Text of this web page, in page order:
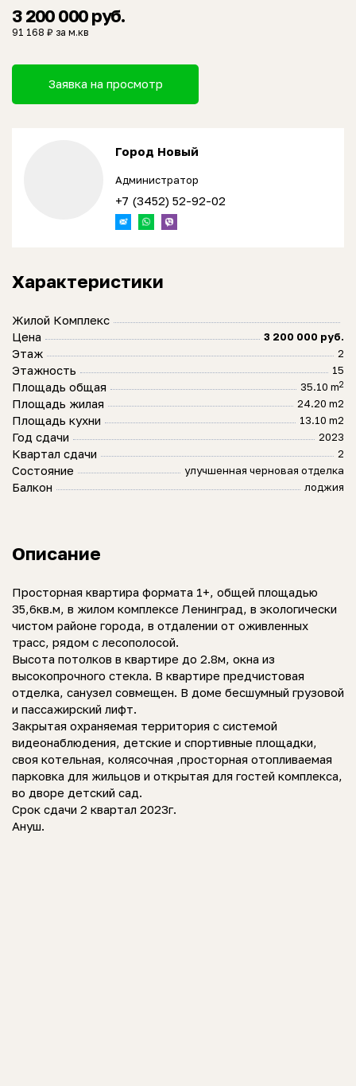
3 200 000 руб.
91 168 ₽ за м.кв
Заявка на просмотр
Город Новый
Администратор
+7 (3452) 52-92-02
Характеристики
Жилой Комплекс
Цена
3 200 000 руб.
Этаж 2
Этажность 15
Площадь общая 35.10 m2
Площадь жилая 24.20 m2
Площадь кухни 13.10 m2
Год сдачи 2023
Квартал сдачи 2
Состояние улучшенная черновая отделка
Балкон лоджия
Описание
Просторная квартира формата 1+, общей площадью
35,6кв.м, в жилом комплексе Ленинград, в экологически
чистом районе города, в отдалении от оживленных
трасс, рядом с лесополосой.
Высота потолков в квартире до 2.8м, окна из
высокопрочного стекла. В квартире предчистовая
отделка, санузел совмещен. В доме бесшумный грузовой
и пассажирский лифт.
Закрытая охраняемая территория с системой
видеонаблюдения, детские и спортивные площадки,
своя котельная, колясочная ,просторная отопливаемая
парковка для жильцов и открытая для гостей комплекса,
во дворе детский сад.
Срок сдачи 2 квартал 2023г.
Ануш.